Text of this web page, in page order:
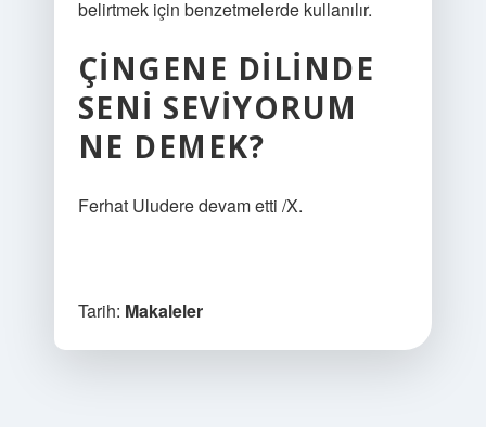
belirtmek için benzetmelerde kullanılır.
ÇINGENE DILINDE
SENI SEVIYORUM
NE DEMEK?
Ferhat Uludere devam etti /X.
Tarih: Makaleler